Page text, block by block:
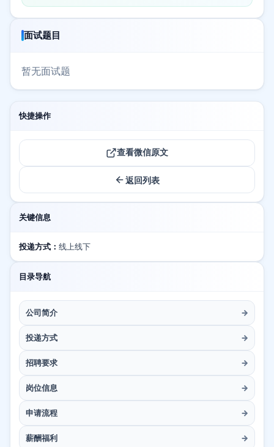
面试题目
暂无面试题
快捷操作
查看微信原文
返回列表
关键信息
投递方式： 线上线下
目录导航
公司简介 →
投递方式 →
招聘要求 →
岗位信息 →
申请流程 →
薪酬福利 →